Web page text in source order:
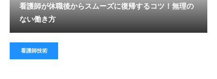
看護師が休職後からスムーズに復帰するコツ！無理の
ない働き方
看護師技術